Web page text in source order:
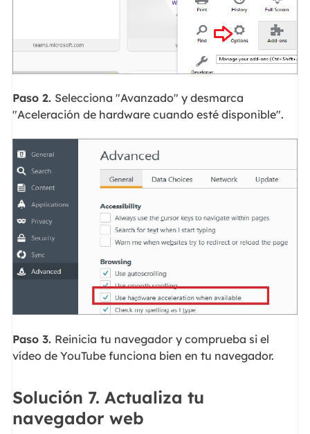
Paso 2. Selecciona "Avanzado" y desmarca
"Aceleración de hardware cuando esté disponible".
Paso 3. Reinicia tu navegador y comprueba si el
vídeo de YouTube funciona bien en tu navegador.
Solución 7. Actualiza tu
navegador web